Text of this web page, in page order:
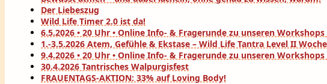
Der Liebeszug
Wild Life Timer 2.0 ist da!
6.5.2026 • 20 Uhr • Online Info- & Fragerunde zu unseren
1.-3.5.2026 Atem, Gefühle & Ekstase – Wild Life Tantra Level II
9.4.2026 • 20 Uhr • Online Info- & Fragerunde zu unseren
30.4.2026 Tantrisches Walpurgisfest
FRAUENTAGS-AKTION: 33% auf Loving Body!